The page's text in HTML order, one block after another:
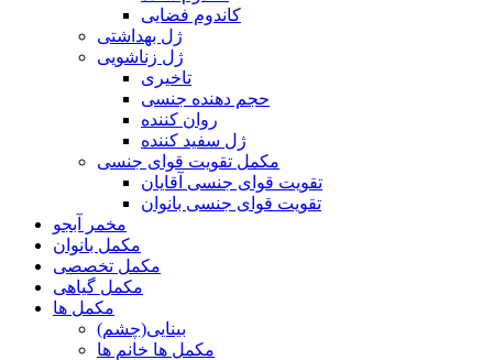
کاندوم فضایی
ژل بهداشتی
ژل زناشویی
تاخیری
حجم دهنده جنسی
روان کننده
ژل سفید کننده
مکمل تقویت قوای جنسی
تقویت قوای جنسی آقایان
تقویت قوای جنسی بانوان
مخمر آبجو
مکمل بانوان
مکمل تخصصی
مکمل گیاهی
مکمل ها
بینایی(چشم)
مکمل ها خانم ها